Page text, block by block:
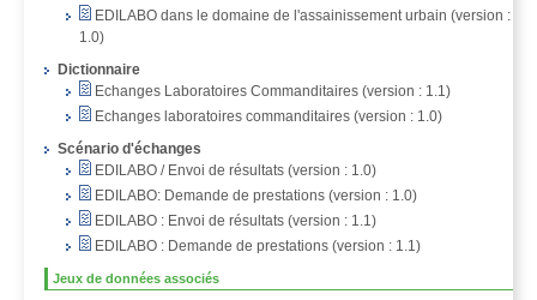
EDILABO dans le domaine de l'assainissement urbain (version :
1.0)
Dictionnaire
Echanges Laboratoires Commanditaires (version : 1.1)
Echanges laboratoires commanditaires (version : 1.0)
Scénario d'échanges
EDILABO / Envoi de résultats (version : 1.0)
EDILABO: Demande de prestations (version : 1.0)
EDILABO : Envoi de résultats (version : 1.1)
EDILABO : Demande de prestations (version : 1.1)
Jeux de données associés